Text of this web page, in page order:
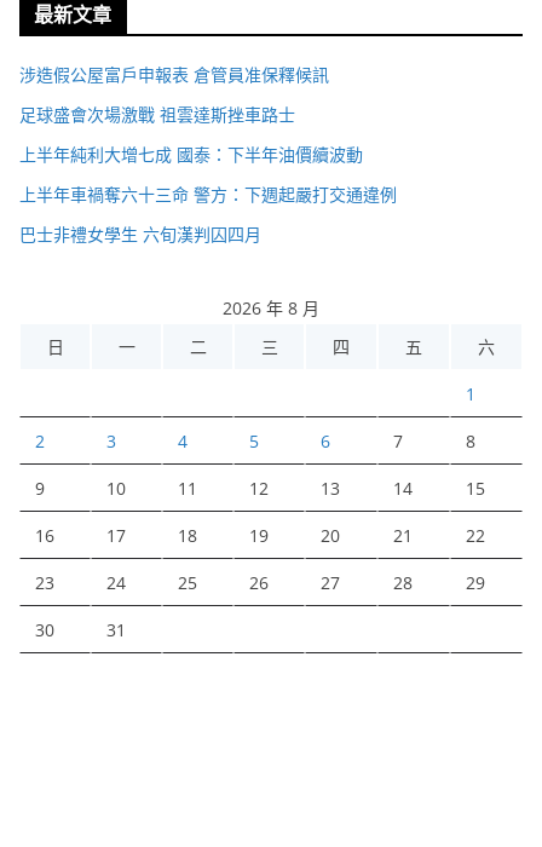
最新文章
涉造假公屋富戶申報表 倉管員准保釋候訊
足球盛會次場激戰 祖雲達斯挫車路士
上半年純利大增七成 國泰：下半年油價續波動
上半年車禍奪六十三命 警方：下週起嚴打交通違例
巴士非禮女學生 六旬漢判囚四月
2026 年 8 月
日
一 二 三 四 五 六
1
2 3 4 5 6 7 8
9 10 11 12 13 14 15
16 17 18 19 20 21 22
23 24 25 26 27 28 29
30 31